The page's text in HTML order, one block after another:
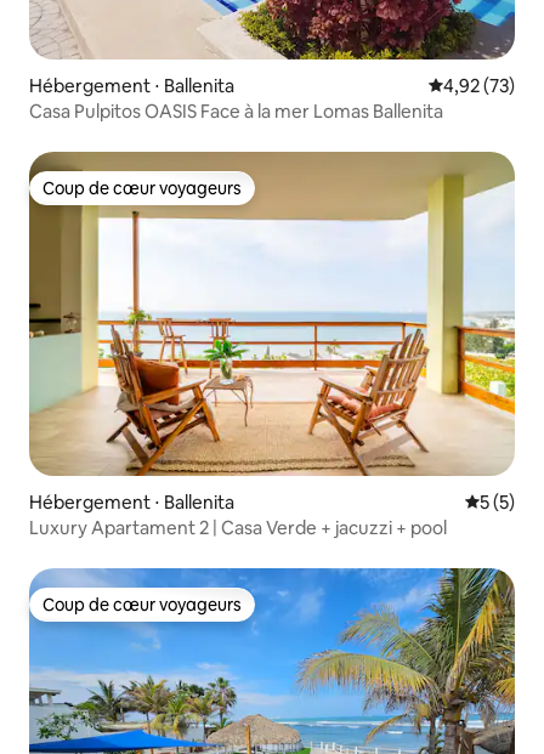
Hébergement ⋅ Ballenita Évaluation
4,92 (73)
Casa Pulpitos OASIS Face à la mer Lomas Ballenita
Coup de cœur voyageurs
Coup de cœur voyageurs
Hébergement ⋅ Ballenita
5 (5)
Luxury Apartament 2 | Casa Verde + jacuzzi + pool
Coup de cœur voyageurs
Coup de cœur voyageurs